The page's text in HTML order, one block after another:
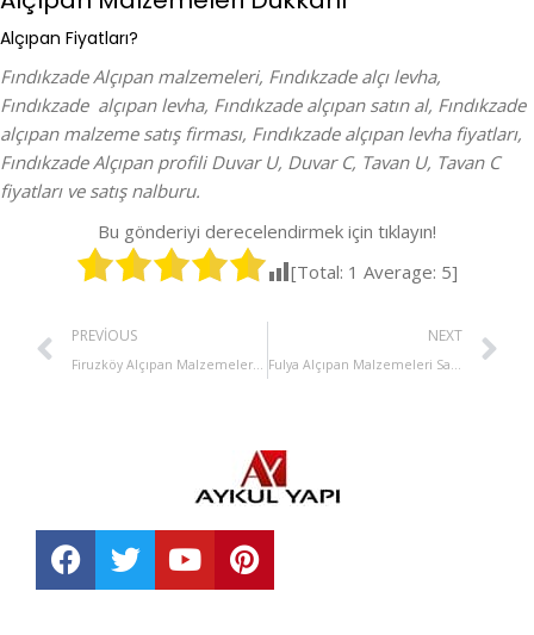
Alçıpan Fiyatları?
Fındıkzade Alçıpan malzemeleri, Fındıkzade alçı levha,
Fındıkzade alçıpan levha, Fındıkzade alçıpan satın al, Fındıkzade
alçıpan malzeme satış firması, Fındıkzade alçıpan levha fiyatları,
Fındıkzade Alçıpan profili Duvar U, Duvar C, Tavan U, Tavan C
fiyatları ve satış nalburu.
Bu gönderiyi derecelendirmek için tıklayın!
[Total: 1 Average: 5]
PREVIOUS
Firuzköy Alçıpan Malzemeleri Satışı
NEXT
Fulya Alçıpan Malzemeleri Satışı